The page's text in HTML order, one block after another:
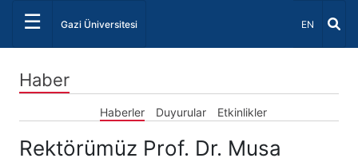
☰ Gazi Üniversitesi Dil Seçiniz
EN
Haber
Haberler Duyurular Etkinlikler
Rektörümüz Prof. Dr. Musa